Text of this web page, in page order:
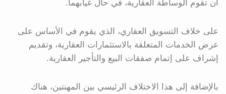
أن تقوم الوساطة العقارية، في حال غيابهما.
على خلاف التسويق العقاري، الذي يقوم في الأساس على
عرض الخدمات المتعلقة بالاستثمارات العقارية، وتقديم
إشراف على إتمام صفقات البيع والتأجير العقارية.
بالإضافة إلى هذا الاختلاف الرئيسي بين المهنتين، هناك